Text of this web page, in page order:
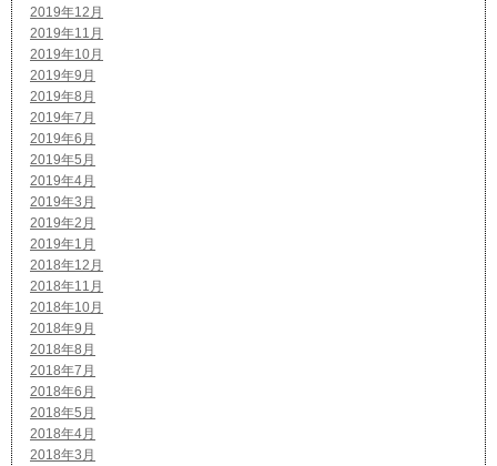
2019年12月
2019年11月
2019年10月
2019年9月
2019年8月
2019年7月
2019年6月
2019年5月
2019年4月
2019年3月
2019年2月
2019年1月
2018年12月
2018年11月
2018年10月
2018年9月
2018年8月
2018年7月
2018年6月
2018年5月
2018年4月
2018年3月